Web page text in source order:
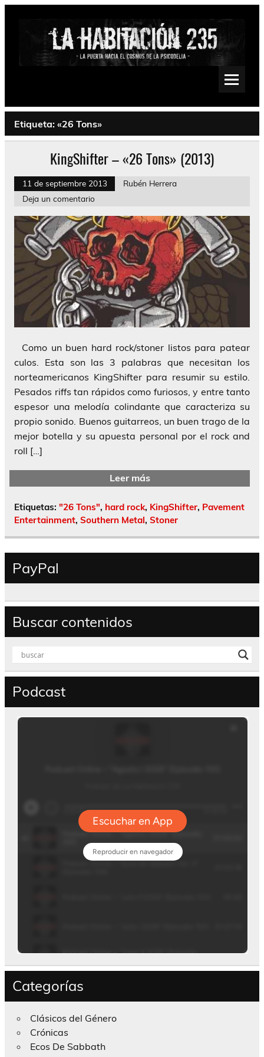
Saltar
Psychedelic, Stoner, Doom, Sludge, Fuzz, Space, Drone
Etiqueta: «26 Tons»
KingShifter – «26 Tons» (2013)
11 de septiembre 2013
Rubén Herrera
Deja un comentario
Como un buen hard rock/stoner listos para patear
culos. Esta son las 3 palabras que necesitan los
norteamericanos KingShifter para resumir su estilo.
Pesados riffs tan rápidos como furiosos, y entre tanto
espesor una melodía colindante que caracteriza su
propio sonido. Buenos guitarreos, un buen trago de la
mejor botella y su apuesta personal por el rock and
roll […]
Leer más
Etiquetas: "26 Tons", hard rock, KingShifter, Pavement
Entertainment, Southern Metal, Stoner
PayPal
Buscar contenidos
Podcast
Categorías
Clásicos del Género
Crónicas
Ecos De Sabbath